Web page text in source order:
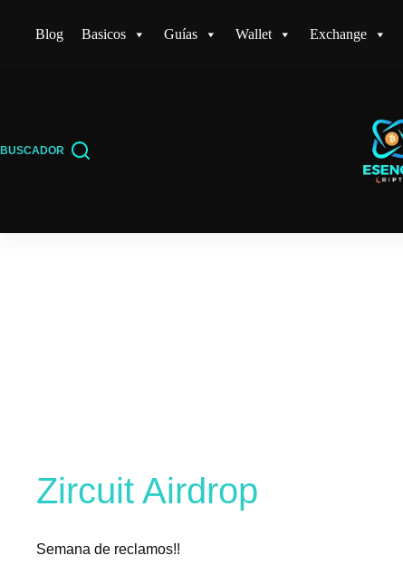
Blog Basicos Guías Wallet Exchange
BUSCADOR
Zircuit Airdrop
Semana de reclamos!!